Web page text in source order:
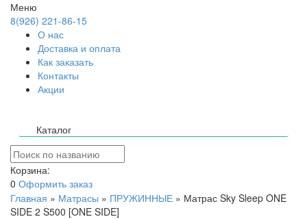
Меню
8(926) 221-86-15
О нас
Доставка и оплата
Как заказать
Контакты
Акции
Каталог
Корзина:
0 Оформить заказ
Главная » Матрасы » ПРУЖИННЫЕ » Матрас Sky Sleep ONE
SIDE 2 S500 [ONE SIDE]